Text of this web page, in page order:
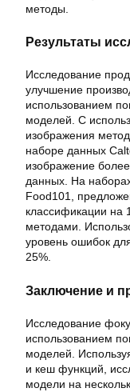
методы.
Результаты
Исследование
улучшение
использованием
моделей. С
изображения
наборе данных
изображение
данных. На
Food101,
классификации
методами.
уровень ошибок
25%.
Заключение и
Исследование
использованием
моделей.
и кеш функций,
модели на